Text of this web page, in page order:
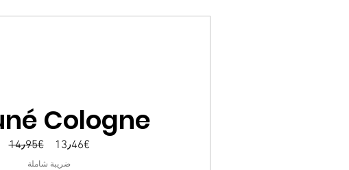
Cologne
14٫95€
سعر
عادي
13٫46€سعر
ضريبة شاملة